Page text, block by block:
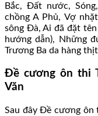
Bắc, Đất nước,
chồng A Phủ, Vợ
sông Đà, Ai đã đặt
hướng dẫn), Những
Trương Ba da hàng
Đề cương ôn thi
Văn
Sau đây Đề cương ôn